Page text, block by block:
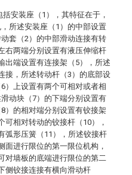
安装座（1），其特征在于，
所述安装座（1）的中部设置
套（2）的中部滑动连接有转
右两端分别设置有液压伸缩杆
出端设置有连接架（5），所述
接，所述转动杆（3）的底部设
）上设置有两个可相对或者相
动块（7）的下端分别设置有
）的相对端分别设置有铰接架
可相对转动的铰接杆（10），
弧形压簧（11），所述铰接杆
面进行限位的第一限位机构，
对墙板的底端进行限位的第二
侧铰接连接有横向滑动杆